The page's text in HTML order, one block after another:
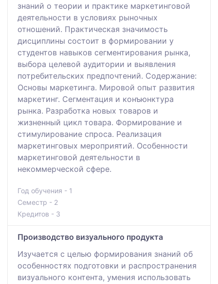
знаний о теории и практике маркетинговой
деятельности в условиях рыночных
отношений. Практическая значимость
дисциплины состоит в формировании у
студентов навыков сегментирования рынка,
выбора целевой аудитории и выявления
потребительских предпочтений. Содержание:
Основы маркетинга. Мировой опыт развития
маркетинг. Сегментация и конъюнктура
рынка. Разработка новых товаров и
жизненный цикл товара. Формирование и
стимулирование спроса. Реализация
маркетинговых мероприятий. Особенности
маркетинговой деятельности в
некоммерческой сфере.
Год обучения - 1
Семестр - 2
Кредитов - 3
Производство визуального продукта
Изучается с целью формирования знаний об
особенностях подготовки и распространения
визуального контента, умения использовать